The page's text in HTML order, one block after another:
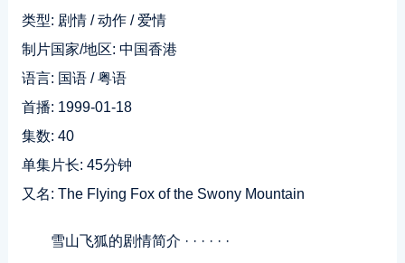
类型: 剧情 / 动作 / 爱情
制片国家/地区: 中国香港
语言: 国语 / 粤语
首播: 1999-01-18
集数: 40
单集片长: 45分钟
又名: The Flying Fox of the Swony Mountain
雪山飞狐的剧情简介 · · · · · ·